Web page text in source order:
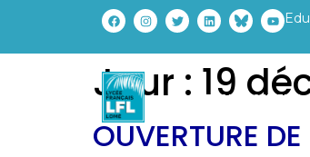
ETABLISSEMENT
Jour : 19
OUVERTURE